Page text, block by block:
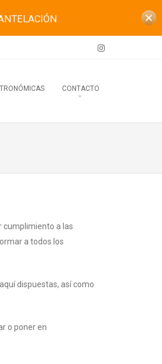
CONTACTO
cumplimiento a las
a todos los
dispuestas, así como
o poner en